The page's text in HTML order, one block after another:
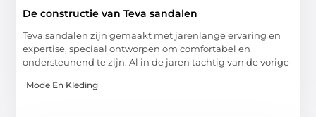
De constructie van Teva sandalen
Teva sandalen zijn gemaakt met jarenlange ervaring en
expertise, speciaal ontworpen om comfortabel en
ondersteunend te zijn. Al in de jaren tachtig van de vorige
Mode En Kleding